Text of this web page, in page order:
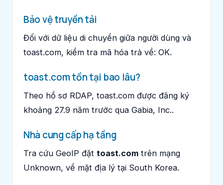
Bảo vệ truyền tải
Đối với dữ liệu di chuyển giữa người dùng và
toast.com, kiểm tra mã hóa trả về: OK.
toast.com tồn tại bao lâu?
Theo hồ sơ RDAP, toast.com được đăng ký
khoảng 27.9 năm trước qua Gabia, Inc..
Nhà cung cấp hạ tầng
Tra cứu GeoIP đặt toast.com trên mạng
Unknown, về mặt địa lý tại South Korea.